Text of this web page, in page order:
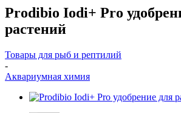
Prodibio Iodi+ Pro
растений
Товары для рыб и рептилий
-
Аквариумная химия